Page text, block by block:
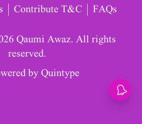
Contribute T&C FAQs
Qaumi Awaz. All rights
reserved.
byQuintype